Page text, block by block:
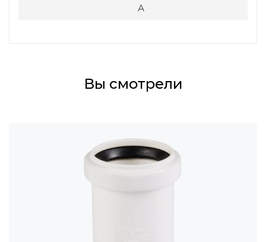
А
Вы смотрели